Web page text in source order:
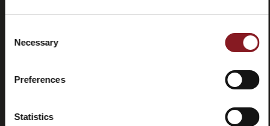
Selection
Necessary
Preferences
Statistics